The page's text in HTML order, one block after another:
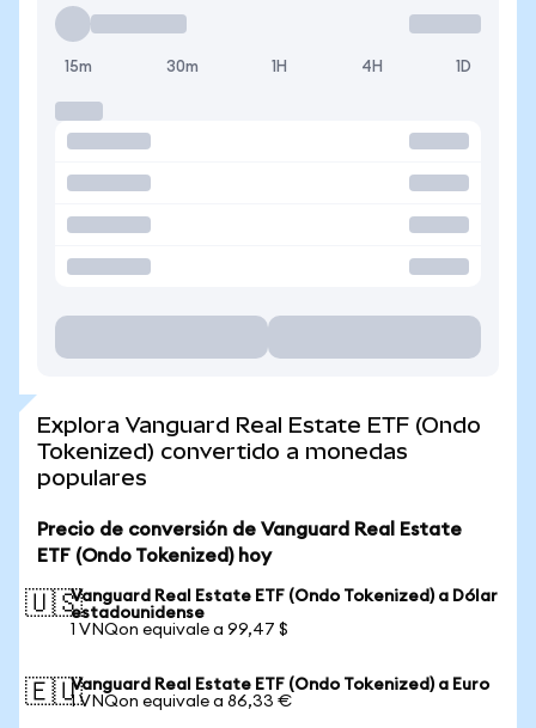
15m 30m 1H 4H 1D
Explora Vanguard Real Estate ETF (Ondo
Tokenized) convertido a monedas
populares
Precio de conversión de Vanguard Real Estate
ETF (Ondo Tokenized) hoy
🇺🇸Vanguard Real Estate ETF (Ondo Tokenized) a Dólar
estadounidense
1 VNQon equivale a 99,47 $
🇪🇺Vanguard Real Estate ETF (Ondo Tokenized) a Euro
1 VNQon equivale a 86,33 €